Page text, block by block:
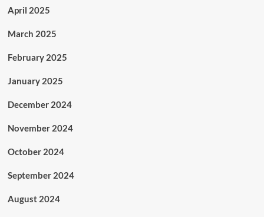
April 2025
March 2025
February 2025
January 2025
December 2024
November 2024
October 2024
September 2024
August 2024